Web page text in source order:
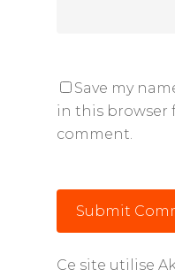
Save my
in this browser
comment.
Ce site utilise